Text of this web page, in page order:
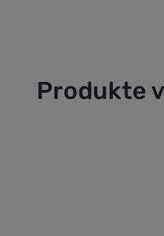
Produkte